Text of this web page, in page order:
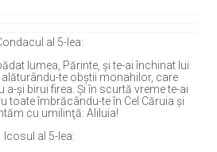
al 5-lea:
lumea, Părinte, şi te-ai închinat lui
te obştii monahilor, care
a-şi birui firea. Şi în scurtă vreme te-ai
toate îmbrăcându-te în Cel Căruia şi
cu umilinţă: Aliluia!
Icosul al 5-lea: